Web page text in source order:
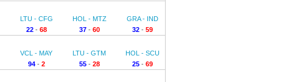
LTU - CFG
22- 68
HOL - MTZ
37- 60
GRA - IND
32 - 59
VCL - MAY
94- 2
LTU - GTM
55- 28
HOL - SCU
25 - 69